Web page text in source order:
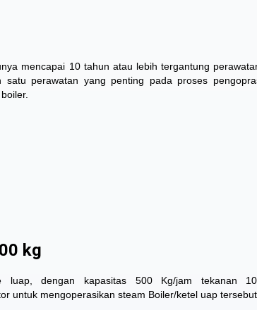
mencapai 10 tahun atau lebih tergantung
perawatan yang penting pada proses
kg
luap, dengan kapasitas 500 Kg/jam tekanan
untuk mengoperasikan steam Boiler/ketel uap tersebut